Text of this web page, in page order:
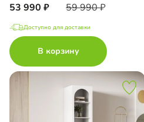
53 990 59 990
Доступно для доставки
В корзину